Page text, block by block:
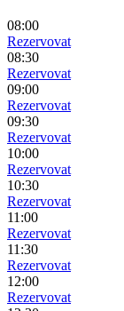
08:00
Rezervovat
08:30
Rezervovat
09:00
Rezervovat
09:30
Rezervovat
10:00
Rezervovat
10:30
Rezervovat
11:00
Rezervovat
11:30
Rezervovat
12:00
Rezervovat